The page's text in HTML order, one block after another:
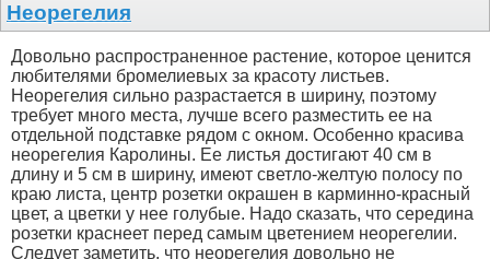
Неорегелия
Довольно распространенное растение, которое ценится
любителями бромелиевых за красоту листьев.
Неорегелия сильно разрастается в ширину, поэтому
требует много места, лучше всего разместить ее на
отдельной подставке рядом с окном. Особенно красива
неорегелия Каролины. Ее листья достигают 40 см в
длину и 5 см в ширину, имеют светло-желтую полосу по
краю листа, центр розетки окрашен в карминно-красный
цвет, а цветки у нее голубые. Надо сказать, что середина
розетки краснеет перед самым цветением неорегелии.
Следует заметить, что неорегелия довольно не